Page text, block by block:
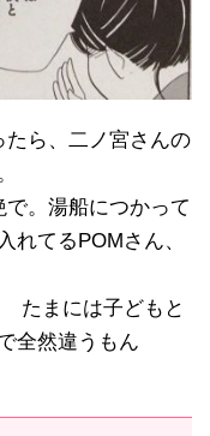
ら、二ノ宮さんの
。湯船につかって
れてるPOMさん、
たまには子どもと
全然違うもん